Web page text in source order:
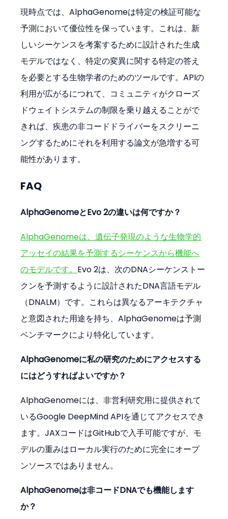
現時点では、AlphaGenomeは特定の検証可能な
予測において優位性を保っています。これは、新
しいシーケンスを考案するために設計された生成
モデルではなく、特定の変異に関する特定の答え
を必要とする生物学者のためのツールです。APIの
利用が広がるにつれて、コミュニティがクローズ
ドウェイトシステムの制限を乗り越えることがで
きれば、疾患の非コードドライバーをスクリーニ
ングするためにそれを利用する論文が急増する可
能性があります。
FAQ
AlphaGenomeとEvo 2の違いは何ですか？
AlphaGenomeは、遺伝子発現のような生物学的
アッセイの結果を予測するシーケンスから機能へ
のモデルです。 Evo 2は、次のDNAシーケンストー
クンを予測するように設計されたDNA言語モデル
（DNALM）です。これらは異なるアーキテクチャ
と意図された用途を持ち、AlphaGenomeは予測
ベンチマークにより特化しています。
AlphaGenomeに私の研究のためにアクセスする
にはどうすればよいですか？
AlphaGenomeには、非営利研究用に提供されて
いるGoogle DeepMind APIを通じてアクセスでき
ます。JAXコードはGitHubで入手可能ですが、モ
デルの重みはローカル実行のために完全にオープ
ンソースではありません。
AlphaGenomeは非コードDNAでも機能します
か？